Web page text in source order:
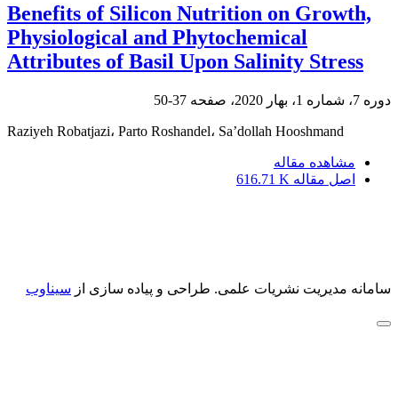
Benefits of Silicon Nutrition on Growth,
Physiological and Phytochemical
Attributes of Basil Upon Salinity Stress
دوره 7، شماره 1، بهار 2020، صفحه 37-50
Raziyeh Robatjazi، Parto Roshandel، Sa’dollah Hooshmand
مشاهده مقاله
اصل مقاله 616.71 K
سامانه مدیریت نشریات علمی. طراحی و پیاده سازی از سیناوب